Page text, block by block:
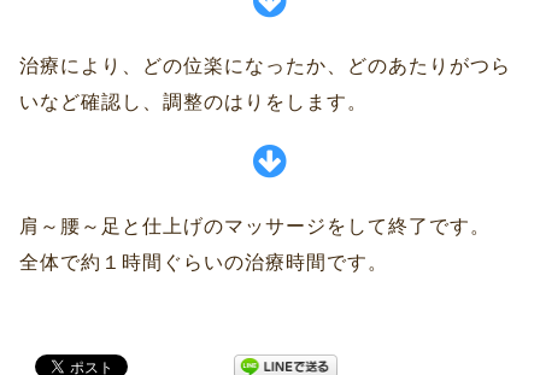
治療により、どの位楽になったか、どのあたりがつら
いなど確認し、調整のはりをします。
肩～腰～足と仕上げのマッサージをして終了です。
全体で約１時間ぐらいの治療時間です。